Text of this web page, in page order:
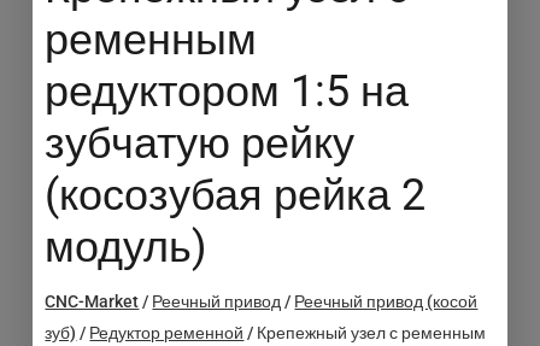
ременным
редуктором 1:5 на
зубчатую рейку
(косозубая рейка 2
модуль)
CNC-Market/ Реечный привод / Реечный привод (косой
зуб) / Редуктор ременной / Крепежный узел с ременным